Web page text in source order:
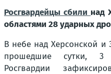
Росгвардейцы сбили над
областями 28 ударных
В небе над Херсонской и
прошедшие сутки, 3
Росгвардии